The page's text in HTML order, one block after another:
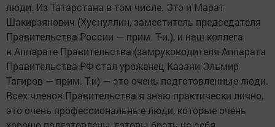
люди. Из Татарстана в том числе. Это и Марат
Шакирзянович (Хуснуллин, заместитель председателя
Правительства России — прим. Т-и.), и наш коллега
в Аппарате Правительства (замруководителя Аппарата
Правительства РФ стал уроженец Казани Эльмир
Тагиров — прим. Т-и) — это очень подготовленные люди.
Всех членов Правительства я знаю практически лично,
это очень профессиональные люди, которые очень